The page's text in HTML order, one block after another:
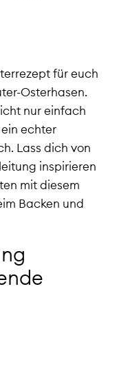
für euch
Osterhasen.
nur einfach
echter
Lass dich von
inspirieren
mit diesem
Backen und